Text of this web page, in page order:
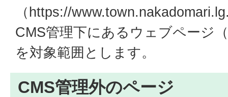
（https://
CMS管理下にあるウェブページ
を対象範囲とします。
CMS管理外のページ